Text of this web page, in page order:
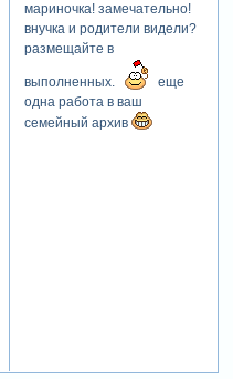
мариночка! замечательно!
внучка и родители видели?
размещайте в
выполненных.
еще
одна работа в ваш
семейный архив